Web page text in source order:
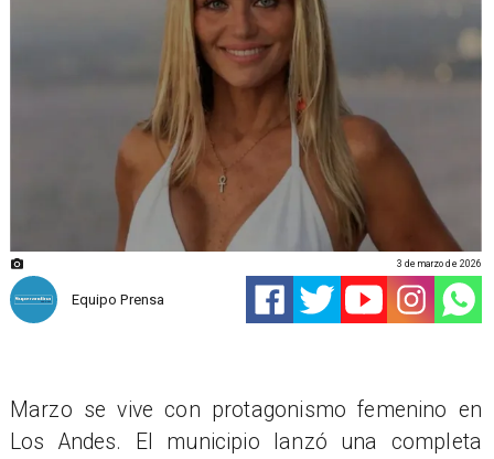
Equipo Prensa
3 de marzo de 2026
​Marzo se vive con protagonismo femenino en
Los Andes. El municipio lanzó una completa